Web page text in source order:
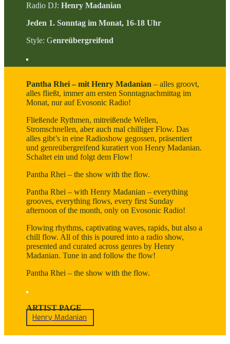
Radio DJ:Henry Madanian
Jeden 1. Sonntag im Monat, 16-18 Uhr
Style: Genreübergreifend
Pantha Rhei – mit Henry Madanian – alles groovt,
alles fließt, immer am ersten Sonntagnachmittag im
Monat, nur auf Evosonic Radio!
Fließende Rythmen, mitreißende Wellen,
Stromschnellen, aber auch mal chilliger Flow. Das
alles gibt’s in eine Radioshow gegossen, präsentiert
und genreübergreifend kuratiert von Henry Madanian.
Schaltet ein und folgt dem Flow!
Pantha Rhei – the show with the flow.
Pantha Rhei – with Henry Madanian – everything
grooves, everything flows, every first Sunday
afternoon of the month, only on Evosonic Radio!
Flowing rhythms, captivating waves, rapids, but also a
chill flow. All of this is poured into a radio show,
presented and curated across genres by Henry
Madanian. Tune in and follow the flow!
Pantha Rhei – the show with the flow.
ARTIST PAGE
Henry Madanian